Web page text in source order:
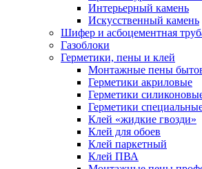
Интерьерный камень
Искусственный камень
Шифер и асбоцементная
Газоблоки
Герметики, пены и клей
Монтажные пены
Герметики акриловые
Герметики
Герметики
Клей «жидкие гвозди»
Клей для обоев
Клей паркетный
Клей ПВА